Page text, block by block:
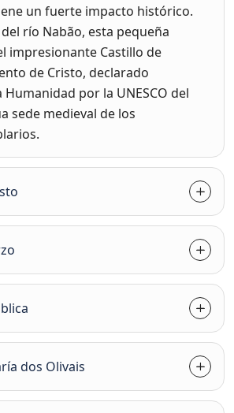
un fuerte impacto histórico.
río Nabão, esta pequeña
impresionante Castillo de
de Cristo, declarado
por la UNESCO del
sede medieval de los
dos Olivais